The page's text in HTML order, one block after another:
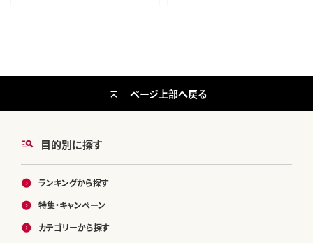
目的別に探す
ランキングから探す
特集・キャンペーン
カテゴリーから探す
ページ上部へ戻る